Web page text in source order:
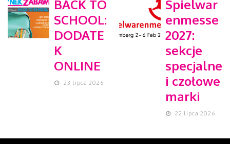
BACK TO
SCHOOL:
DODATE
K
ONLINE
23 lipca 2026
Spielwar
enmesse
2027:
sekcje
specjalne
i czołowe
marki
22 lipca 2026